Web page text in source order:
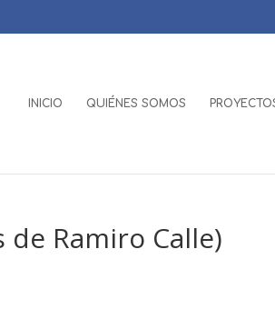
INICIO QUIÉNES SOMOS
Ramiro Calle)